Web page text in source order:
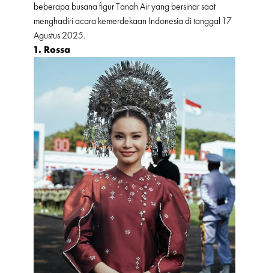
beberapa busana figur Tanah Air yang bersinar saat
menghadiri acara kemerdekaan Indonesia di tanggal 17
Agustus 2025.
1. Rossa